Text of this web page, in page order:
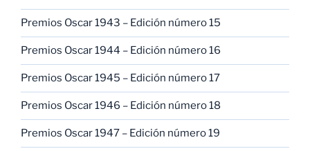
Premios Oscar 1943 – Edición número 15
Premios Oscar 1944 – Edición número 16
Premios Oscar 1945 – Edición número 17
Premios Oscar 1946 – Edición número 18
Premios Oscar 1947 – Edición número 19